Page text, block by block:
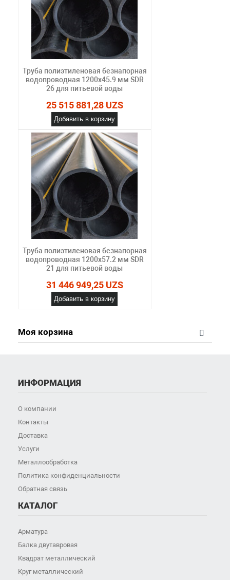
Труба полиэтиленовая безнапорная
водопроводная 1200х45.9 мм SDR
26 для питьевой воды
25 515 881,28 UZS
Добавить в корзину
Труба полиэтиленовая безнапорная
водопроводная 1200х57.2 мм SDR
21 для питьевой воды
31 446 949,25 UZS
Добавить в корзину
Моя корзина
ИНФОРМАЦИЯ
О компании
Контакты
Доставка
Услуги
Металлообработка
Политика конфиденциальности
Обратная связь
КАТАЛОГ
Арматура
Балка двутавровая
Квадрат металлический
Круг металлический